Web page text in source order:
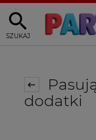
SZUKAJ
dodatki